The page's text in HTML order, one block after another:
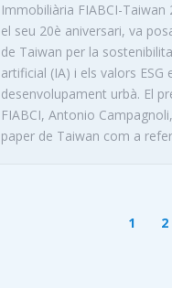
Immobiliària FIABCI-Taiwan
el seu 20è aniversari, va
de Taiwan per la
artificial (IA) i els valors ESG
desenvolupament urbà. El
FIABCI, Antonio
paper de Taiwan com a
1 2